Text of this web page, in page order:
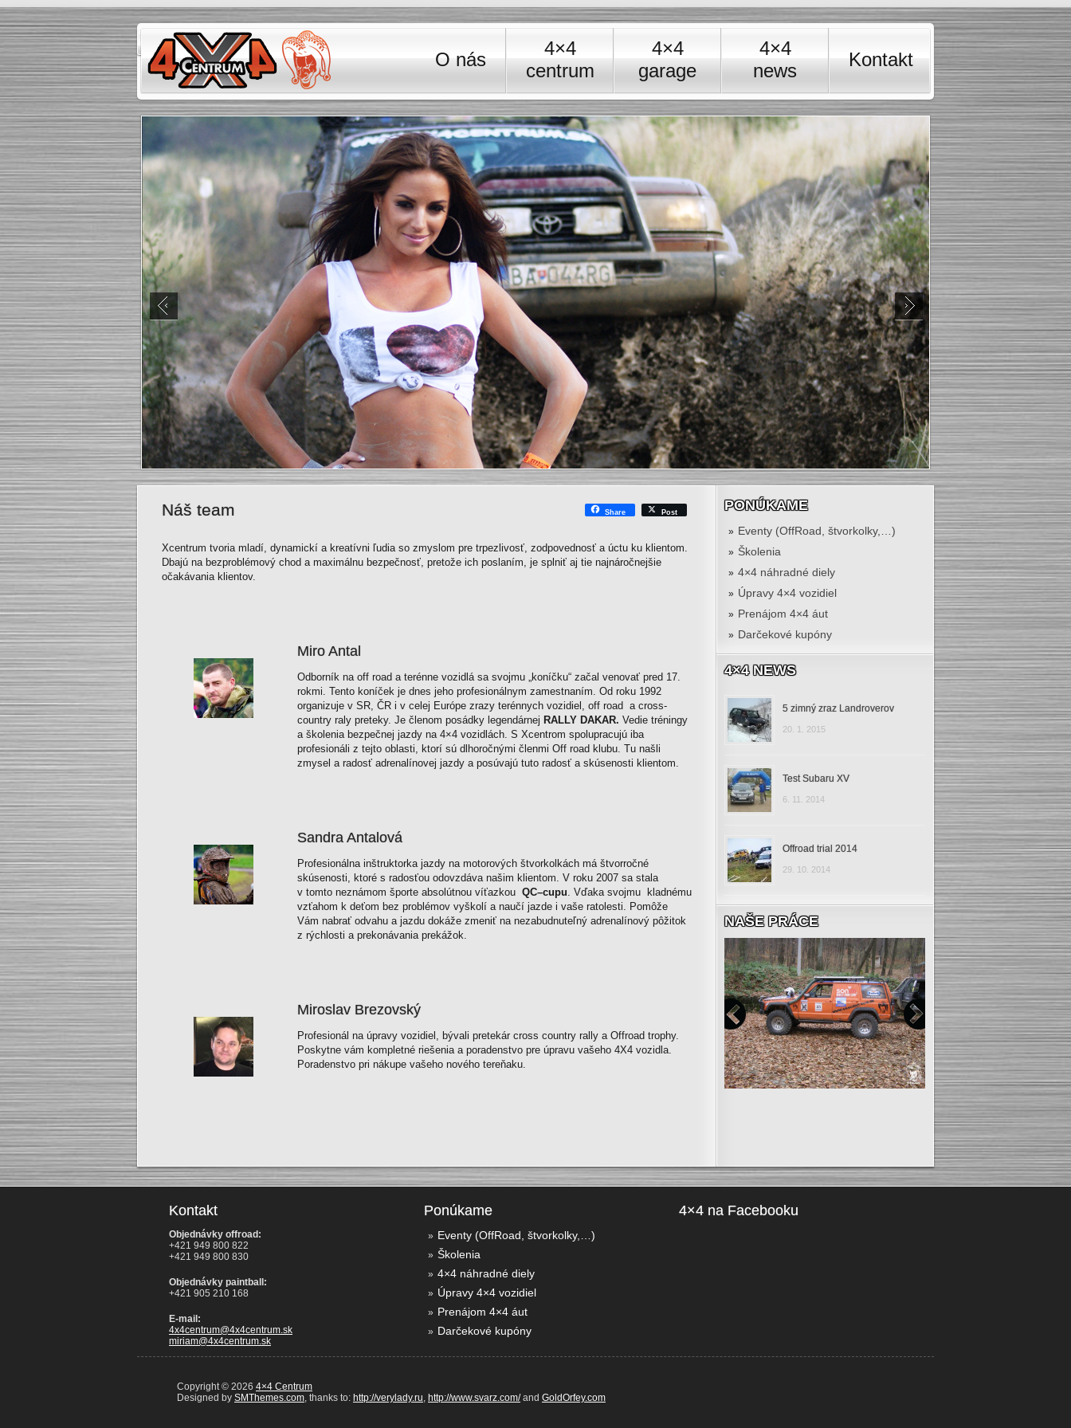
Eventy Školenia Darčekové kupóny
O nás
4×4
centrum
4×4
garage
4×4
news
Kontakt
PONÚKAME
Eventy (OffRoad, štvorkolky,…)
Školenia
4×4 náhradné diely
Úpravy 4×4 vozidiel
Prenájom 4×4 áut
Darčekové kupóny
4×4 NEWS
5 zimný zraz Landroverov
20. 1. 2015
Test Subaru XV
6. 11. 2014
Offroad trial 2014
29. 10. 2014
NAŠE PRÁCE
Náš team Share Post
Xcentrum tvoria mladí, dynamickí a kreatívni ľudia so zmyslom pre trpezlivosť, zodpovednosť a úctu ku klientom.
Dbajú na bezproblémový chod a maximálnu bezpečnosť, pretože ich poslaním, je splniť aj tie najnáročnejšie
očakávania klientov.
Miro Antal
Odborník na off road a terénne vozidlá sa svojmu „koníčku“ začal venovať pred 17.
rokmi. Tento koníček je dnes jeho profesionálnym zamestnaním. Od roku 1992
organizuje v SR, ČR i v celej Európe zrazy terénnych vozidiel, off road a cross-
country raly preteky. Je členom posádky legendárnej RALLY DAKAR.Vedie tréningy
a školenia bezpečnej jazdy na 4×4 vozidlách. S Xcentrom spolupracujú iba
profesionáli z tejto oblasti, ktorí sú dlhoročnými členmi Off road klubu. Tu našli
zmysel a radosť adrenalínovej jazdy a posúvajú tuto radosť a skúsenosti klientom.
Sandra Antalová
Profesionálna inštruktorka jazdy na motorových štvorkolkách má štvorročné
skúsenosti, ktoré s radosťou odovzdáva našim klientom. V roku 2007 sa stala
v tomto neznámom športe absolútnou víťazkouQC–cupu . Vďaka svojmu kladnému
vzťahom k deťom bez problémov vyškolí a naučí jazde i vaše ratolesti. Pomôže
Vám nabrať odvahu a jazdu dokáže zmeniť na nezabudnuteľný adrenalínový pôžitok
z rýchlosti a prekonávania prekážok.
Miroslav Brezovský
Profesionál na úpravy vozidiel, bývali pretekár cross country rally a Offroad trophy.
Poskytne vám kompletné riešenia a poradenstvo pre úpravu vašeho 4X4 vozidla.
Poradenstvo pri nákupe vašeho nového tereňaku.
Kontakt
Objednávky offroad:
+421 949 800 822
+421 949 800 830
Objednávky paintball:
+421 905 210 168
E-mail:
4x4centrum@4x4centrum.sk
miriam@4x4centrum.sk
Ponúkame
Eventy (OffRoad, štvorkolky,…)
Školenia
4×4 náhradné diely
Úpravy 4×4 vozidiel
Prenájom 4×4 áut
Darčekové kupóny
4×4 na Facebooku
Copyright © 2026 4×4 Centrum
Designed by SMThemes.com, thanks to: http://verylady.ru, http://www.svarz.com/and GoldOrfey.com